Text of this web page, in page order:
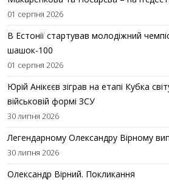
01 серпня 2026
В Естонії стартував молодіжний
шашок-100
01 серпня 2026
Юрій Анікєєв зіграв на етапі Кубка
військовій формі ЗСУ
30 липня 2026
Легендарному Олександру Вірному
30 липня 2026
Олександр Вірний. Покликання